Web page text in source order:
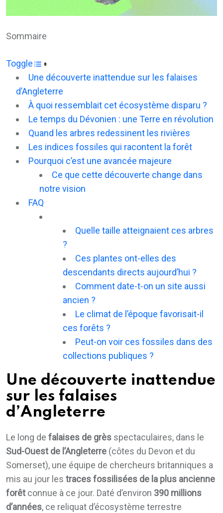
Sommaire
Toggle
Une découverte inattendue sur les falaises
d’Angleterre
À quoi ressemblait cet écosystème disparu ?
Le temps du Dévonien : une Terre en révolution
Quand les arbres redessinent les rivières
Les indices fossiles qui racontent la forêt
Pourquoi c’est une avancée majeure
Ce que cette découverte change dans
notre vision
FAQ
Quelle taille atteignaient ces arbres
?
Ces plantes ont-elles des
descendants directs aujourd’hui ?
Comment date-t-on un site aussi
ancien ?
Le climat de l’époque favorisait-il
ces forêts ?
Peut-on voir ces fossiles dans des
collections publiques ?
Une découverte inattendue
sur les falaises
d’Angleterre
Le long de falaises de grès spectaculaires, dans le
Sud-Ouest de l’Angleterre (côtes du Devon et du
Somerset), une équipe de chercheurs britanniques a
mis au jour les traces fossilisées de la plus ancienne
forêtconnue à ce jour. Daté d’environ 390 millions
d’années, ce reliquat d’écosystème terrestre